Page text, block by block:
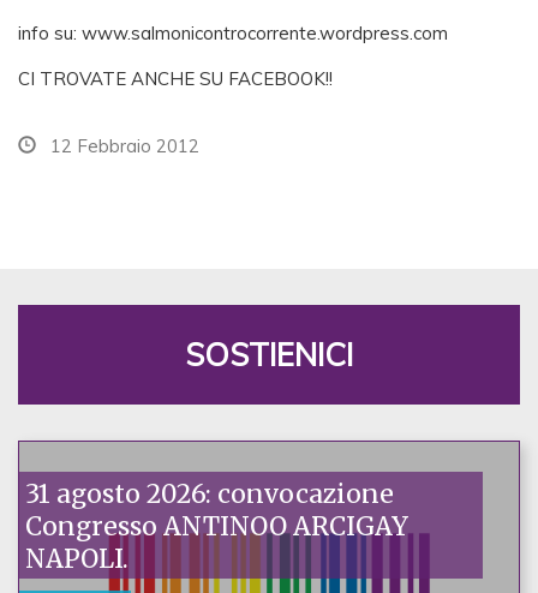
info su: www.salmonicontrocorrente.wordpress.com
CI TROVATE ANCHE SU FACEBOOK!!
12 Febbraio 2012
SOSTIENICI
31 agosto 2026: convocazione
Congresso ANTINOO ARCIGAY
NAPOLI.